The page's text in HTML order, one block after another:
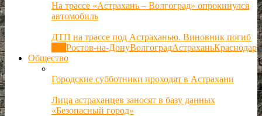
На трассе «Астрахань – Волгоград» опрокинулся
автомобиль
ДТП на трассе под Астраханью. Виновник погиб
Ростов-на-ДонуВолгоградАстраханьКраснодар
Общество
Городские субботники проходят в Астрахани
Лица астраханцев заносят в базу данных
«Безопасный город»